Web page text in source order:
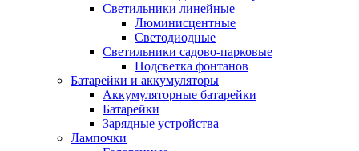
Светильники линейные
Люминисцентные
Светодиодные
Светильники садово-парковые
Подсветка фонтанов
Батарейки и аккумуляторы
Аккумуляторные батарейки
Батарейки
Зарядные устройства
Лампочки